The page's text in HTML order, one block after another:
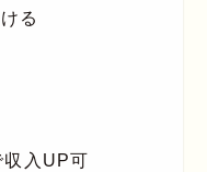
る
収入UP可